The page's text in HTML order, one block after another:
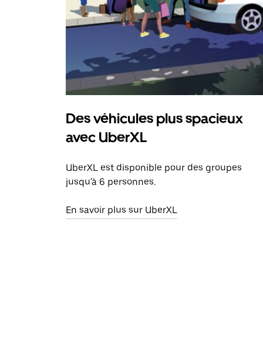
Des véhicules plus spacieux
avec UberXL
UberXL est disponible pour des groupes
jusqu'à 6 personnes.
En savoir plus sur UberXL